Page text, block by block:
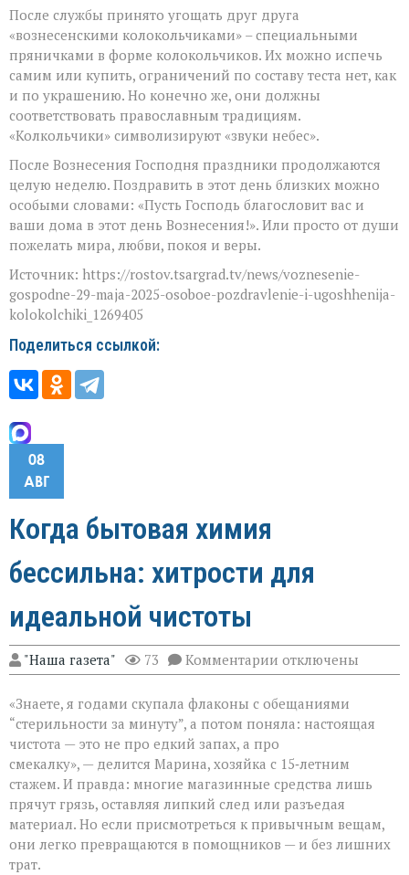
После службы принято угощать друг друга
«вознесенскими колокольчиками» – специальными
пряничками в форме колокольчиков. Их можно испечь
самим или купить, ограничений по составу теста нет, как
и по украшению. Но конечно же, они должны
соответствовать православным традициям.
«Колкольчики» символизируют «звуки небес».
После Вознесения Господня праздники продолжаются
целую неделю. Поздравить в этот день близких можно
особыми словами: «Пусть Господь благословит вас и
ваши дома в этот день Вознесения!». Или просто от души
пожелать мира, любви, покоя и веры.
Источник: https://rostov.tsargrad.tv/news/voznesenie-
gospodne-29-maja-2025-osoboe-pozdravlenie-i-ugoshhenija-
kolokolchiki_1269405
Поделиться ссылкой:
08
АВГ
Когда бытовая химия
бессильна: хитрости для
идеальной чистоты
"Наша газета" 73 Комментарии к
записи
бытовая
химия
хитрости
для
идеальной
чистоты
отключены
«Знаете, я годами скупала флаконы с обещаниями
“стерильности за минуту”, а потом поняла: настоящая
чистота — это не про едкий запах, а про
смекалку», — делится Марина, хозяйка с 15‑летним
стажем. И правда: многие магазинные средства лишь
прячут грязь, оставляя липкий след или разъедая
материал. Но если присмотреться к привычным вещам,
они легко превращаются в помощников — и без лишних
трат.